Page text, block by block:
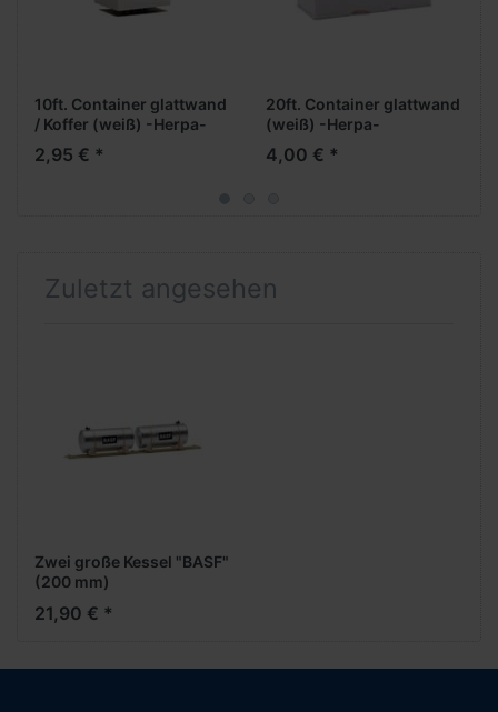
10ft. Container glattwand
/ Koffer (weiß) -Herpa-
2,95 € *
20ft. Container glattwand
(weiß) -Herpa-
4,00 € *
Zuletzt angesehen
Zwei große Kessel "BASF"
(200 mm)
21,90 € *